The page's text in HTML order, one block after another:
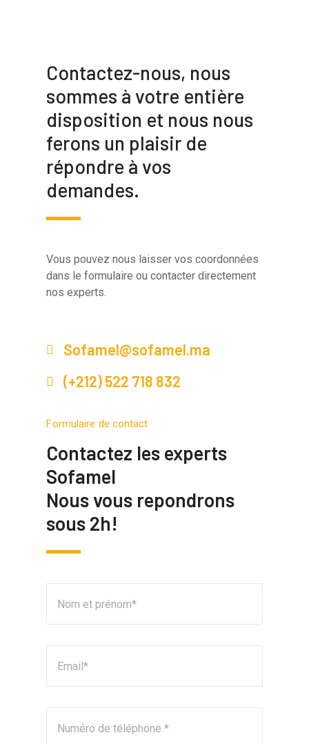
Contactez-nous, nous
sommes à votre entière
disposition et nous nous
ferons un plaisir de
répondre à vos
demandes.
Vous pouvez nous laisser vos coordonnées
dans le formulaire ou contacter directement
nos experts.
Sofamel@sofamel.ma
(+212) 522 718 832
Formulaire de contact
Contactez les experts
Sofamel
Nous vous repondrons
sous 2h!